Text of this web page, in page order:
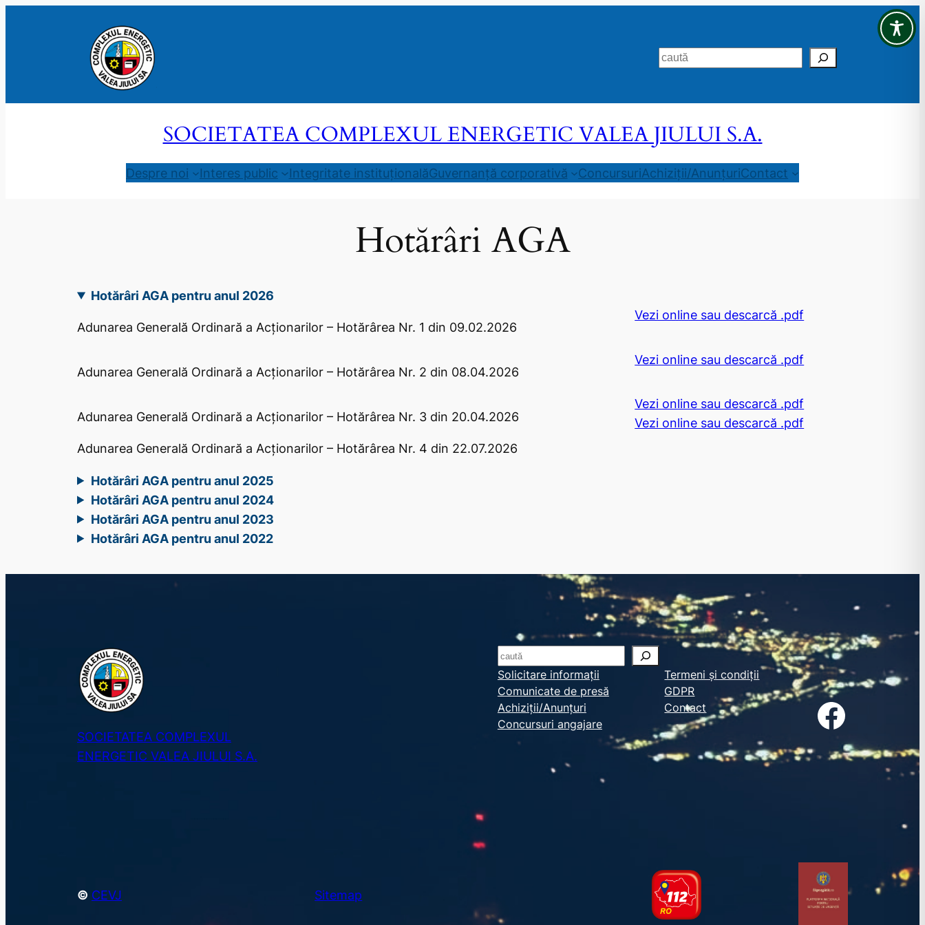
Search
SOCIETATEA COMPLEXUL ENERGETIC VALEA JIULUI S.A.
Despre noi Interes public Integritate instituționalăGuvernanță corporativă ConcursuriAchiziții/AnunțuriContact
Hotărâri AGA
Hotărâri AGA pentru anul 2026
Adunarea Generală Ordinară a Acţionarilor – Hotărârea Nr. 1 din 09.02.2026
Vezi online sau descarcă .pdf
Adunarea Generală Ordinară a Acţionarilor – Hotărârea Nr. 2 din 08.04.2026
Vezi online sau descarcă .pdf
Adunarea Generală Ordinară a Acţionarilor – Hotărârea Nr. 3 din 20.04.2026
Adunarea Generală Ordinară a Acţionarilor – Hotărârea Nr. 4 din 22.07.2026
Vezi online sau descarcă .pdf
Vezi online sau descarcă .pdf
Hotărâri AGA pentru anul 2025
Hotărâri AGA pentru anul 2024
Hotărâri AGA pentru anul 2023
Hotărâri AGA pentru anul 2022
SOCIETATEA COMPLEXUL
ENERGETIC VALEA JIULUI S.A.
S
e
a
r
c
Solicitare informații
Comunicate de presă
Achiziții/Anunțuri
Concursuri angajare
Termeni și condiții
GDPR
Contact
Facebook
© CEVJ Sitemap